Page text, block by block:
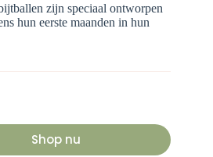
zijn speciaal ontworpen
hun eerste maanden in hun
Shop nu